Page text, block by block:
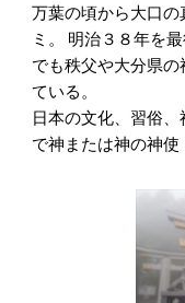
万葉の頃から大口
ミ。 明治３８年を
でも秩父や大分県
ている。
日本の文化、習俗
で神または神の神使